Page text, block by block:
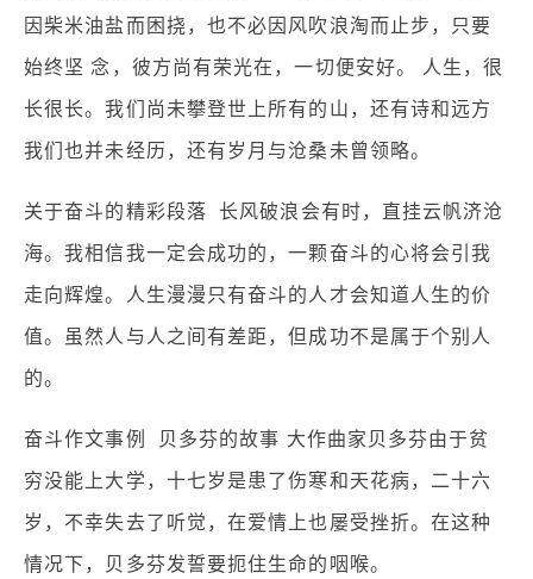
因柴米油盐而困挠，也不必因风吹浪淘而止步，只要
始终坚 念，彼方尚有荣光在，一切便安好。 人生，很
长很长。我们尚未攀登世上所有的山，还有诗和远方
我们也并未经历，还有岁月与沧桑未曾领略。
关于奋斗的精彩段落 长风破浪会有时，直挂云帆济沧
海。我相信我一定会成功的，一颗奋斗的心将会引我
走向辉煌。人生漫漫只有奋斗的人才会知道人生的价
值。虽然人与人之间有差距，但成功不是属于个别人
的。
奋斗作文事例 贝多芬的故事 大作曲家贝多芬由于贫
穷没能上大学，十七岁是患了伤寒和天花病，二十六
岁，不幸失去了听觉，在爱情上也屡受挫折。在这种
情况下，贝多芬发誓要扼住生命的咽喉。